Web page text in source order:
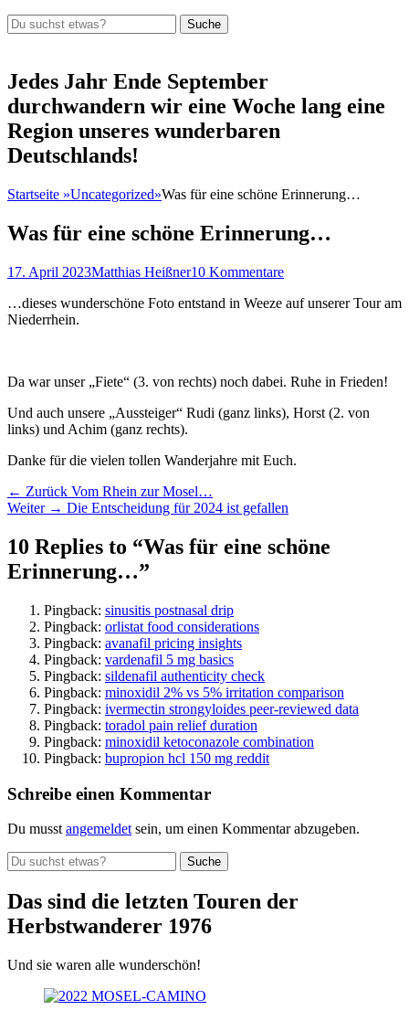
Header
Toggle
Suche
nach:
Jedes Jahr Ende September
durchwandern wir eine Woche lang eine
Region unseres wunderbaren
Deutschlands!
Startseite »Uncategorized»Was für eine schöne Erinnerung…
Was für eine schöne Erinnerung…
Veröffentlicht
17. April 2023Autor
Matthias Heißner10 Kommentare
…dieses wunderschöne Foto entstand in Weeze auf unserer Tour am
Niederrhein.
Da war unser „Fiete“ (3. von rechts) noch dabei. Ruhe in Frieden!
Und auch unsere „Aussteiger“ Rudi (ganz links), Horst (2. von
links) und Achim (ganz rechts).
Danke für die vielen tollen Wanderjahre mit Euch.
Beitragsnavigation
← Zurück Vorhergehender
Beitrag:
Vom Rhein zur Mosel…
Weiter → Nächster
Die Entscheidung für 2024 ist gefallen
10 Replies to “Was für eine schöne
Erinnerung…”
Pingback: sinusitis postnasal drip
Pingback: orlistat food considerations
Pingback: avanafil pricing insights
Pingback: vardenafil 5 mg basics
Pingback: sildenafil authenticity check
Pingback: minoxidil 2% vs 5% irritation comparison
Pingback: ivermectin strongyloides peer‑reviewed data
Pingback: toradol pain relief duration
Pingback: minoxidil ketoconazole combination
Pingback: bupropion hcl 150 mg reddit
Schreibe einen Kommentar
Du musst angemeldet sein, um einen Kommentar abzugeben.
Suche
nach:
Das sind die letzten Touren der
Herbstwanderer 1976
Und sie waren alle wunderschön!